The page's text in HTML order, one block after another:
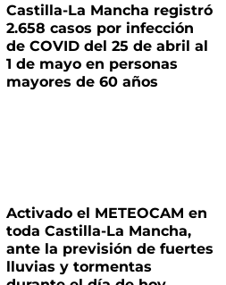
Castilla-La Mancha registró
2.658 casos por infección
de COVID del 25 de abril al
1 de mayo en personas
mayores de 60 años
Activado el METEOCAM en
toda Castilla-La Mancha,
ante la previsión de fuertes
lluvias y tormentas